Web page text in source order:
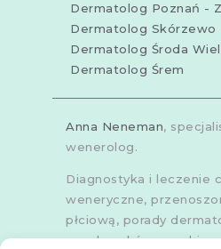
Dermatolog Poznań -
Dermatolog Skórzewo
Dermatolog Środa
Dermatolog Śrem
Anna Neneman,
wenerolog.
Diagnostyka i leczenie
weneryczne,
płciową, porady
zapalne skóry,